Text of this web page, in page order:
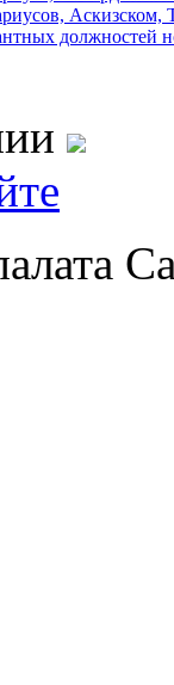
должностей